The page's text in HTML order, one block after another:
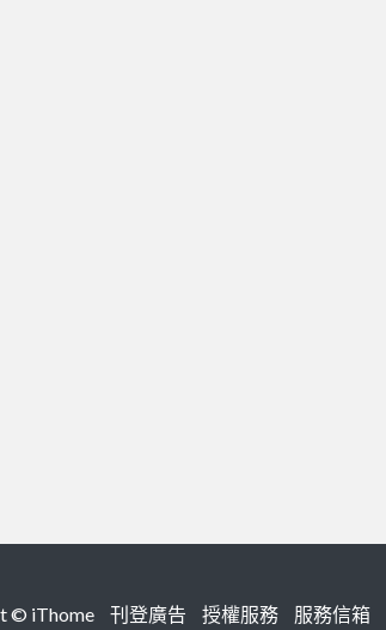
© iThome 刊登廣告 授權服務 服務信箱